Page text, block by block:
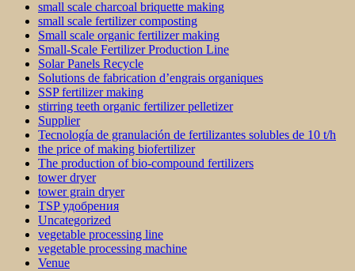
small scale charcoal briquette making
small scale fertilizer composting
Small scale organic fertilizer making
Small-Scale Fertilizer Production Line
Solar Panels Recycle
Solutions de fabrication d’engrais organiques
SSP fertilizer making
stirring teeth organic fertilizer pelletizer
Supplier
Tecnología de granulación de fertilizantes solubles de 10 t/h
the price of making biofertilizer
The production of bio-compound fertilizers
tower dryer
tower grain dryer
TSP удобрения
Uncategorized
vegetable processing line
vegetable processing machine
Venue